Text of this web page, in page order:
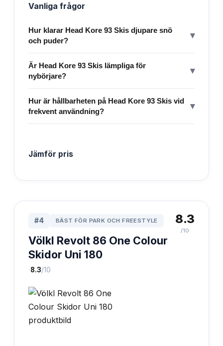
Vanliga frågor
Hur klarar Head Kore 93 Skis djupare snö
och puder?
▾
Är Head Kore 93 Skis lämpliga för
nybörjare?
▾
Hur är hållbarheten på Head Kore 93 Skis vid
frekvent användning?
▾
Jämför pris
#4 BÄST FÖR PARK OCH FREESTYLE
Völkl Revolt 86 One Colour
Skidor Uni 180
·8.3/10
8.3
/10